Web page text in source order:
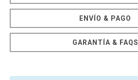
ENVÍO & PAGO
GARANTÍA & FAQS